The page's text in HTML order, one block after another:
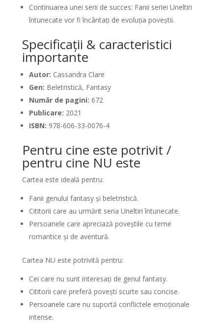
Continuarea unei serii de succes: Fanii seriei Uneltiri
întunecate vor fi încântați de evoluția poveștii.
Specificații & caracteristici
importante
Autor: Cassandra Clare
Gen: Beletristică, Fantasy
Număr de pagini: 672
Publicare: 2021
ISBN: 978-606-33-0076-4
Pentru cine este potrivit /
pentru cine NU este
Cartea este ideală pentru:
Fanii genului fantasy și beletristică.
Cititorii care au urmărit seria Uneltiri întunecate.
Persoanele care apreciază poveștile cu teme
romantice și de aventură.
Cartea NU este potrivită pentru:
Cei care nu sunt interesați de genul fantasy.
Cititorii care preferă povești scurte sau concise.
Persoanele care nu suportă conflictele emoționale
intense.